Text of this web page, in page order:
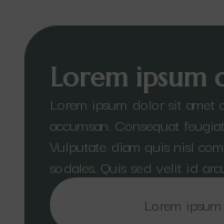
Lorem ipsum
Lorem ipsum dolor sit amet
accumsan. Consequat
Vulputate diam quis nisl
sodales. Quis sed velit id
Lorem ipsum